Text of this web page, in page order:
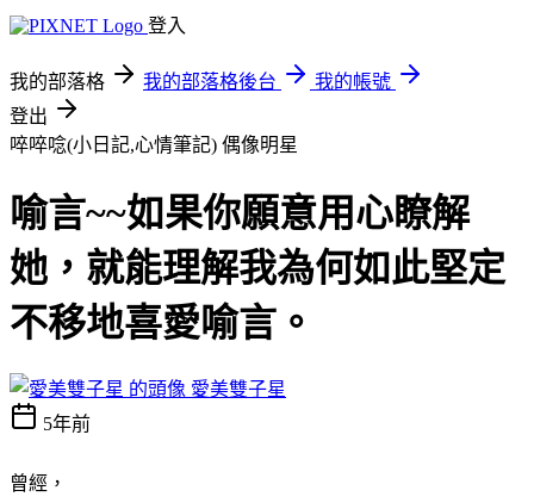
登入
我的部落格 我的部落格後台
我的帳號
登出
啐啐唸(小日記,心情筆記) 偶像明星
喻言~~如果你願意用心瞭解
她，就能理解我為何如此堅定
不移地喜愛喻言。
愛美雙子星
5年前
曾經，